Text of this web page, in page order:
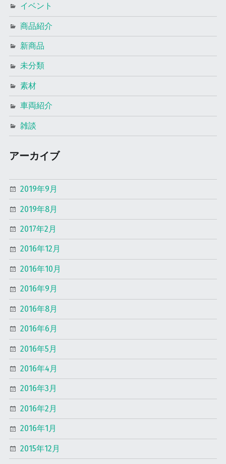
イベント
商品紹介
新商品
未分類
素材
車両紹介
雑談
アーカイブ
2019年9月
2019年8月
2017年2月
2016年12月
2016年10月
2016年9月
2016年8月
2016年6月
2016年5月
2016年4月
2016年3月
2016年2月
2016年1月
2015年12月